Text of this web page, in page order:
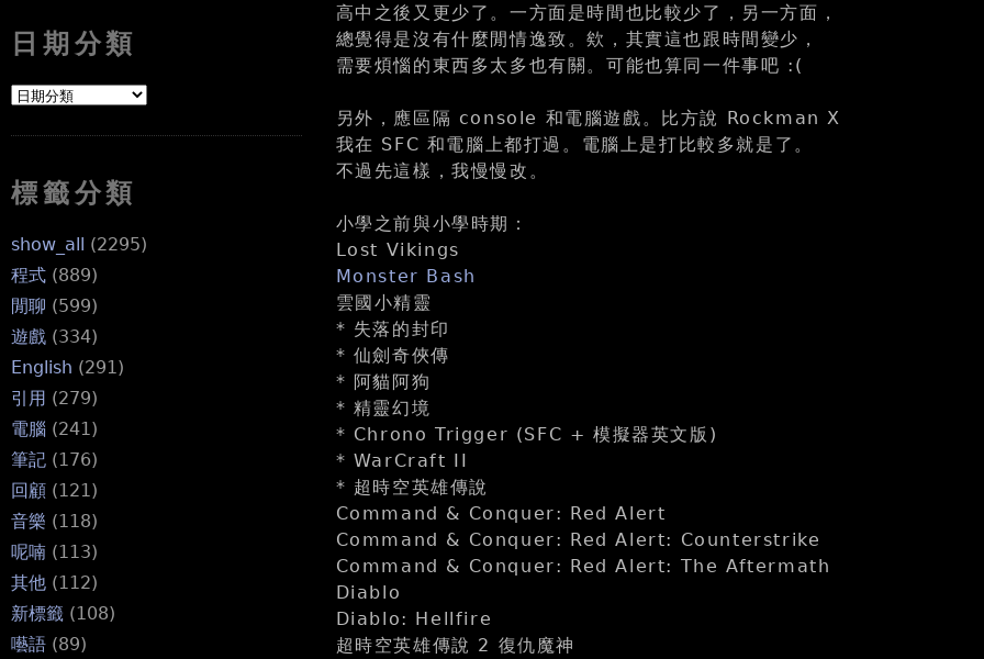
日期分類
標籤分類
show_all (2295)
程式 (889)
閒聊 (599)
遊戲 (334)
English (291)
引用 (279)
電腦 (241)
筆記 (176)
回顧 (121)
音樂 (118)
呢喃 (113)
其他 (112)
新標籤 (108)
囈語 (89)
高中之後又更少了。一方面是時間也比較少了，另一方面，
總覺得是沒有什麼閒情逸致。欸，其實這也跟時間變少，
需要煩惱的東西多太多也有關。可能也算同一件事吧 :(
另外，應區隔 console 和電腦遊戲。比方說 Rockman X
我在 SFC 和電腦上都打過。電腦上是打比較多就是了。
不過先這樣，我慢慢改。
小學之前與小學時期：
Lost Vikings
Monster Bash
雲國小精靈
* 失落的封印
* 仙劍奇俠傳
* 阿貓阿狗
* 精靈幻境
* Chrono Trigger (SFC + 模擬器英文版)
* WarCraft II
* 超時空英雄傳說
Command & Conquer: Red Alert
Command & Conquer: Red Alert: Counterstrike
Command & Conquer: Red Alert: The Aftermath
Diablo
Diablo: Hellfire
超時空英雄傳說 2 復仇魔神